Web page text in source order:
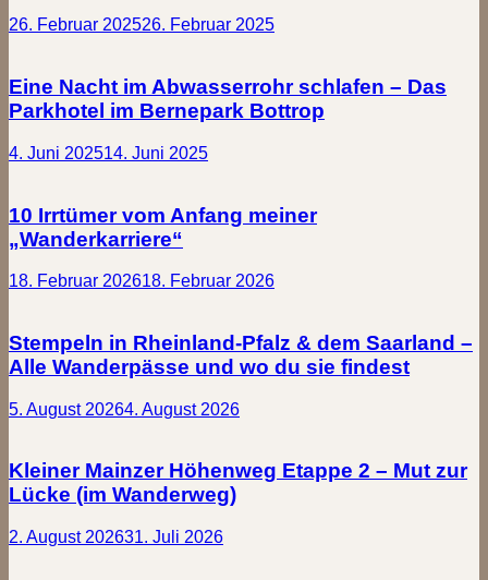
26. Februar 202526. Februar 2025
Eine Nacht im Abwasserrohr schlafen – Das
Parkhotel im Bernepark Bottrop
4. Juni 202514. Juni 2025
10 Irrtümer vom Anfang meiner
„Wanderkarriere“
18. Februar 202618. Februar 2026
Stempeln in Rheinland-Pfalz & dem Saarland –
Alle Wanderpässe und wo du sie findest
5. August 20264. August 2026
Kleiner Mainzer Höhenweg Etappe 2 – Mut zur
Lücke (im Wanderweg)
2. August 202631. Juli 2026